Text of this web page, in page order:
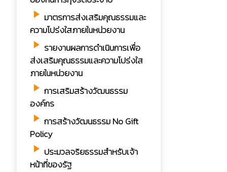
play_arrow มาตรการส่งเสริมคุณธรรมและ
ความโปร่งใสภายในหน่วยงาน
play_arrow รายงานผลการดำเนินการเพื่อ
ส่งเสริมคุณธรรมและความโปร่งใส
ภายในหน่วยงาน
play_arrow การเสริมสร้างวัฒนธรรม
องค์กร
play_arrow การสร้างวัฒนธรรม No Gift
Policy
play_arrow ประมวลจริยธรรมสำหรับเจ้า
หน้าที่ของรัฐ